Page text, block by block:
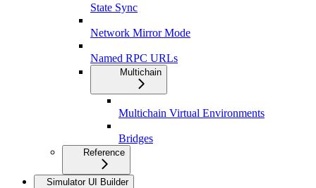
State Sync
Network Mirror Mode
Named RPC URLs
Multichain
Multichain Virtual Environments
Bridges
Reference
Simulator UI Builder